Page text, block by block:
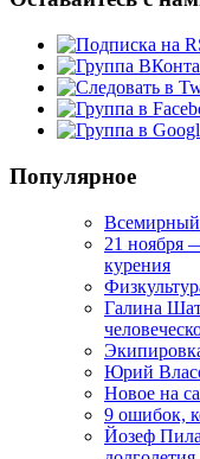
Популярное
Всемирный
21 ноября
курения
Галина
Юрий
Новое на
9 ошибок,
Йозеф